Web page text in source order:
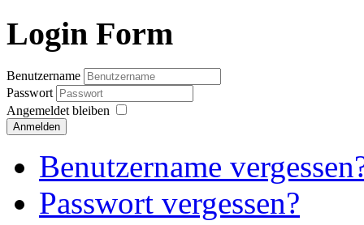
Login Form
Benutzername
Passwort
Angemeldet bleiben
Anmelden
Benutzername
Passwort vergessen?